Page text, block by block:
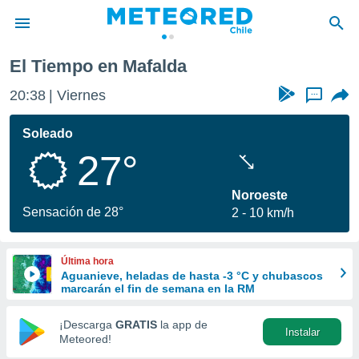
de
por
que se
calidad.
a este
las
y
forma
digital
basada
El Tiempo en Mafalda
20:38 Viernes ...
Soleado
27°
Sensación de 28°
Noroeste
2
10 km/h
Última hora
Aguanieve, heladas de hasta -3 °C y chubascos
marcarán el fin de semana en la RM
¡Descarga GRATIS la app de
Meteored!
Instalar